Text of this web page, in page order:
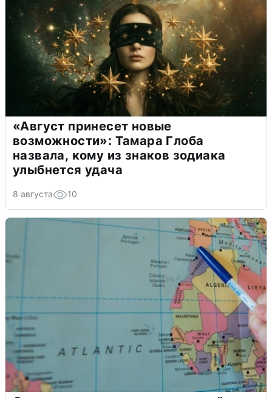
«Август принесет новые
возможности»: Тамара Глоба
назвала, кому из знаков зодиака
улыбнется удача
8 августа 10